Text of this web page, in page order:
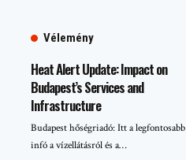
Vélemény
Heat Alert Update: Impact on
Budapest’s Services and
Infrastructure
Budapest hőségriadó: Itt a legfontosabb
infó a vízellátásról és a…